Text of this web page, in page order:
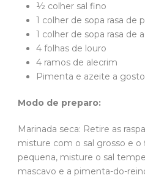
½ colher sal fino
1 colher de sopa rasa de
1 colher de sopa rasa de
4 folhas de louro
4 ramos de alecrim
Pimenta e azeite a gosto
Modo de preparo:
Marinada seca: Retire as
misture com o sal grosso e
pequena, misture o sal
mascavo e a pimenta-do-